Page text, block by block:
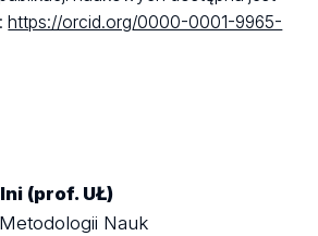
https://orcid.org/0000-0001-9965-
(prof. UŁ)
Nauk